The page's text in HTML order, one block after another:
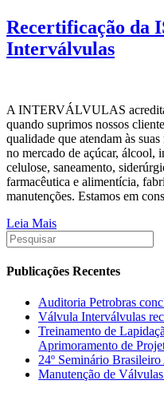
Recertificação da
Interválvulas
A INTERVÁLVULAS acredita
quando suprimos nossos
qualidade que atendam às
no mercado de açúcar, álcool,
celulose, saneamento,
farmacêutica e alimentícia,
manutenções. Estamos em
Leia Mais
Publicações Recentes
Auditoria Petrobras
Válvula Interválvulas
Treinamento de
Aprimoramento de
24º Seminário
Manutenção de